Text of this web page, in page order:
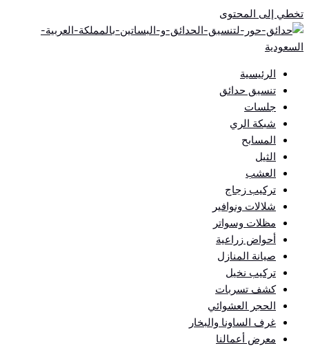
تخطي إلى المحتوى
الرئيسية
تنسيق حدائق
جلسات
شبكة الري
المسابح
الثيل
العشب
تركيب زجاج
شلالات ونوافير
مظلات وسواتر
أحواض زراعية
صيانة المنازل
تركيب نخيل
كشف تسربات
الحجر العشوائي
غرف الساونا والبخار
معرض أعمالنا